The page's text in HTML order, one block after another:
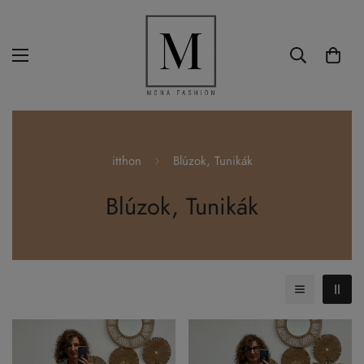
itthon Blúzok, Tunikák
Blúzok, Tunikák